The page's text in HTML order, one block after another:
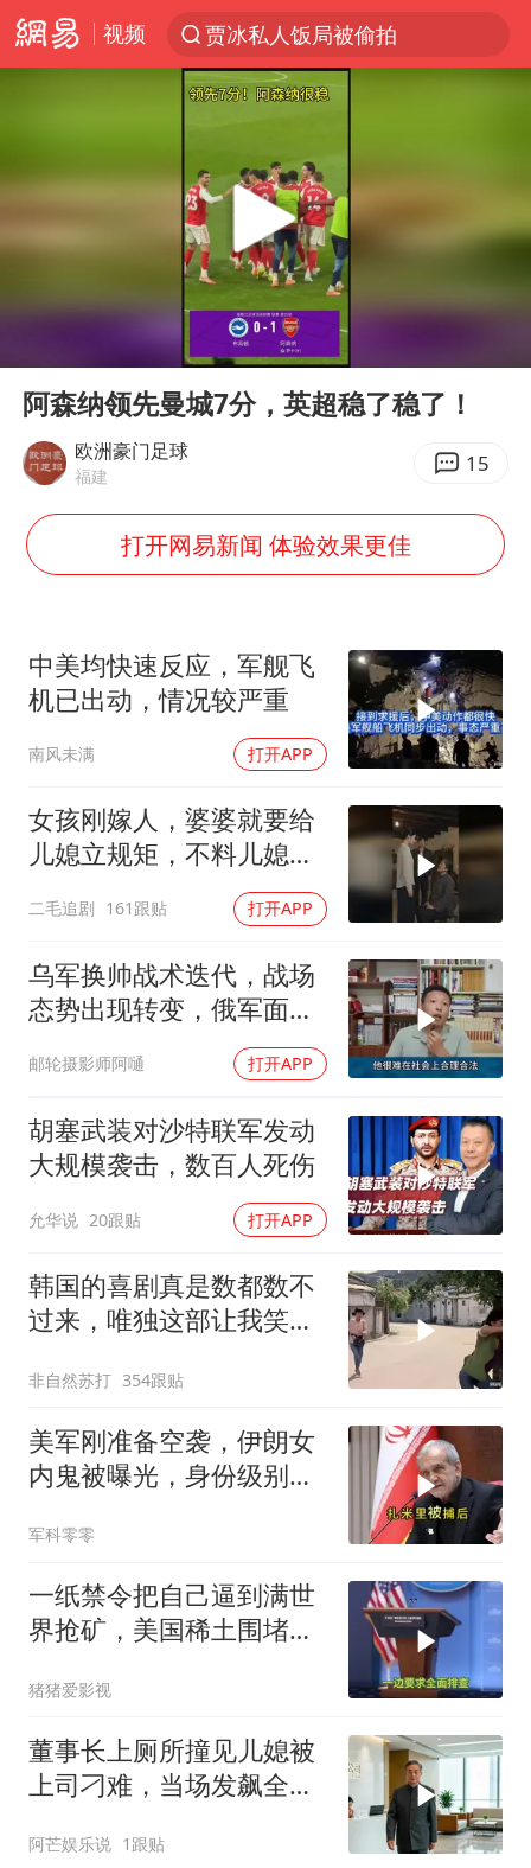
视频
贾冰私人饭局被偷拍
台风“白海豚”登陆 各地各部门全力应对
路虎卫士110 HSE限时降价
上海鼓励居家办公
部分银行上调存款利率
小沈阳加盟《披荆斩棘》
5万小车卖不动 微型代步车集体遇冷
4.2平卫生间补漏注胶花1.55万
上海地铁4条线路全线停运
湖北启动重大气象灾害三级应急响应
费大厨口号更改 不再宣传小炒肉大王
56岁刘奕君跟13岁女儿合跳
从科技创新看开局起步的时与势
Play
阿森纳领先曼城7分，英超稳了稳了！
欧洲豪门足球
福建 15
打开网易新闻 体验效果更佳
中美均快速反应，军舰飞
机已出动，情况较严重
南风未满 打开APP
女孩刚嫁人，婆婆就要给
儿媳立规矩，不料儿媳不
二毛追剧 161跟贴 打开APP
乌军换帅战术迭代，战场
态势出现转变，俄军面临
邮轮摄影师阿嗵 打开APP
胡塞武装对沙特联军发动
大规模袭击，数百人死伤
允华说 20跟贴 打开APP
韩国的喜剧真是数都数不
过来，唯独这部让我笑到
非自然苏打 354跟贴
美军刚准备空袭，伊朗女
内鬼被曝光，身份级别很
军科零零
一纸禁令把自己逼到满世
界抢矿，美国稀土围堵成
猪猪爱影视
董事长上厕所撞见儿媳被
上司刁难，当场发飙全场
阿芒娱乐说 1跟贴